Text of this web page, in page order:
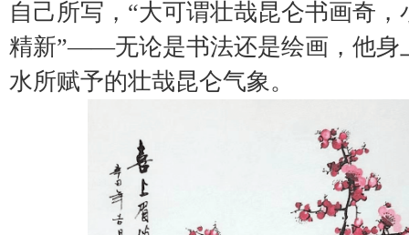
自己所写，“大可谓壮哉昆仑书画奇
精新”——无论是书法还是绘画，他身
水所赋予的壮哉昆仑气象。